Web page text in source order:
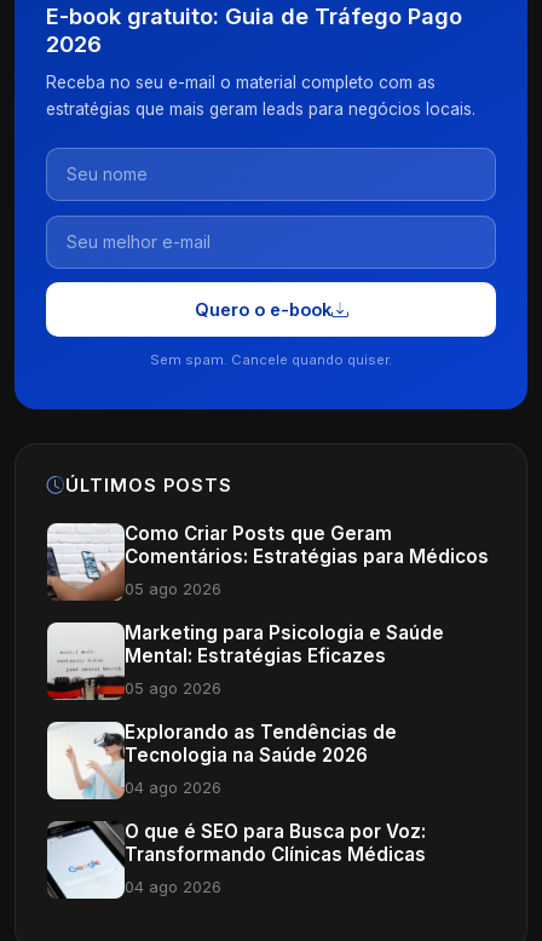
E-book gratuito: Guia de Tráfego Pago
2026
Receba no seu e-mail o material completo com as
estratégias que mais geram leads para negócios locais.
Quero o e-book
Sem spam. Cancele quando quiser.
ÚLTIMOS POSTS
Como Criar Posts que Geram
Comentários: Estratégias para Médicos
05 ago 2026
Marketing para Psicologia e Saúde
Mental: Estratégias Eficazes
05 ago 2026
Explorando as Tendências de
Tecnologia na Saúde 2026
04 ago 2026
O que é SEO para Busca por Voz:
Transformando Clínicas Médicas
04 ago 2026